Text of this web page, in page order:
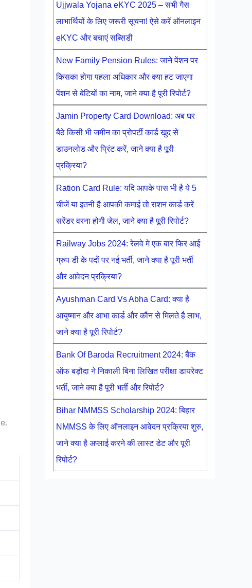
Ujjwala Yojana eKYC 2025 – सभी गैस
लाभार्थियों के लिए जरूरी सूचना! ऐसे करें ऑनलाइन
eKYC और बचाएं सब्सिडी
New Family Pension Rules: जाने पेंशन पर
किसका होगा पहला अधिकार और क्या हट जाएगा
पेंशन से बेटियों का नाम, जाने क्या है पूरी रिपोर्ट?
Jamin Property Card Download: अब घर
बैठे किसी भी जमीन का प्रोपर्टी कार्ड खुद से
डाउनलोड और प्रिंट करें, जाने क्या है पूरी
प्रक्रिया?
Ration Card Rule: यदि आपके पास भी है ये 5
चीजें या इतनी है आपकी कमाई तो राशन कार्ड करें
सरेंडर वरना होगी जेल, जाने क्या है पूरी रिपोर्ट?
Railway Jobs 2024: रेलवे मे एक बार फिर आई
ग्रुप डी के पदों पर नई भर्ती, जाने क्या है पूरी भर्ती
और आवेदन प्रक्रिया?
Ayushman Card Vs Abha Card: क्या है
आयुष्मान और आभा कार्ड और कौन से मिलते है लाभ,
जाने क्या है पूरी रिपोर्ट?
Bank Of Baroda Recruitment 2024: बैंक
ऑफ बड़ौदा ने निकाली बिना लिखित परीक्षा डायरेक्ट
भर्ती, जाने क्या है पूरी भर्ती और रिपोर्ट?
Bihar NMMSS Scholarship 2024: बिहार
NMMSS के लिए ऑनलाइन आवेदन प्रक्रिया शुरु,
जाने क्या है अप्लाई करने की लास्ट डेट और पूरी
रिपोर्ट?